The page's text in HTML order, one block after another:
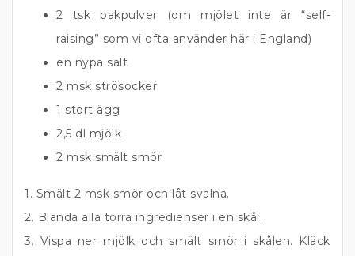
2 tsk bakpulver (om mjölet inte är “self-
raising” som vi ofta använder här i England)
en nypa salt
2 msk strösocker
1 stort ägg
2,5 dl mjölk
2 msk smält smör
1. Smält 2 msk smör och låt svalna.
2. Blanda alla torra ingredienser i en skål.
3. Vispa ner mjölk och smält smör i skålen. Kläck